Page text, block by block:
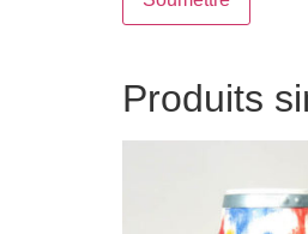
Produits